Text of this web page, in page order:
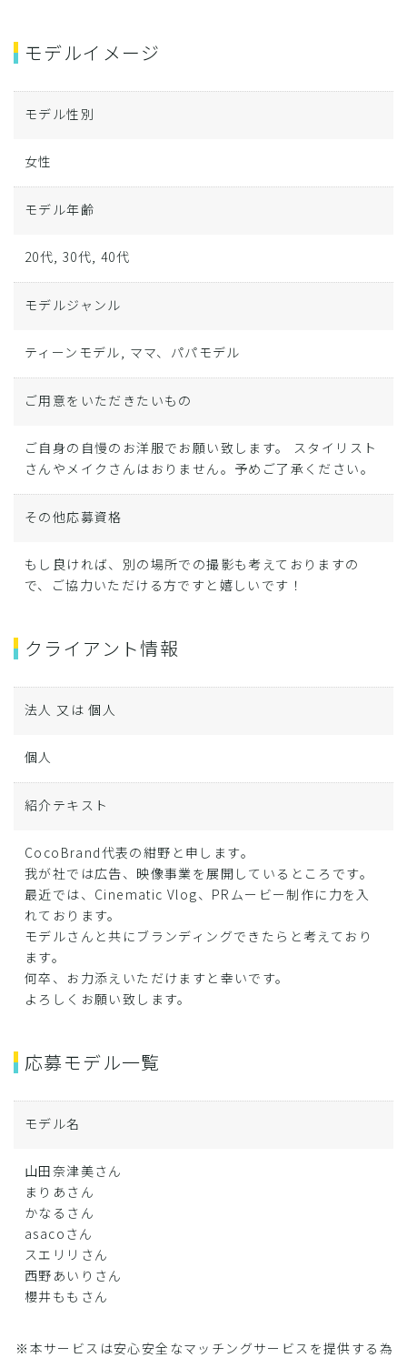
モデルイメージ
モデル性別
女性
モデル年齢
20代, 30代, 40代
モデルジャンル
ティーンモデル, ママ、パパモデル
ご用意をいただきたいもの
ご自身の自慢のお洋服でお願い致します。 スタイリスト
さんやメイクさんはおりません。予めご了承ください。
その他応募資格
もし良ければ、別の場所での撮影も考えておりますの
で、ご協力いただける方ですと嬉しいです！
クライアント情報
法人 又は 個人
個人
紹介テキスト
CocoBrand代表の紺野と申します。
我が社では広告、映像事業を展開しているところです。
最近では、Cinematic Vlog、PRムービー制作に力を入
れております。
モデルさんと共にブランディングできたらと考えており
ます。
何卒、お力添えいただけますと幸いです。
よろしくお願い致します。
応募モデル一覧
モデル名
山田奈津美さん
まりあさん
かなるさん
asacoさん
スエリリさん
西野あいりさん
櫻井ももさん
※本サービスは安心安全なマッチングサービスを提供する為